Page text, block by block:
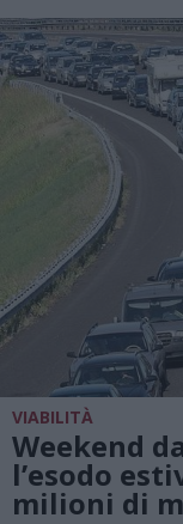
VIABILITÀ
Weekend
l’esodo
milioni di